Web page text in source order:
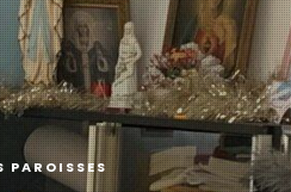
PAROISSES